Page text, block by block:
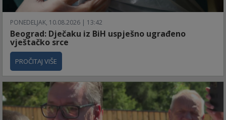
PONEDELJAK, 10.08.2026 | 13:42
Beograd: Dječaku iz BiH uspješno ugrađeno
vještačko srce
PROČITAJ VIŠE